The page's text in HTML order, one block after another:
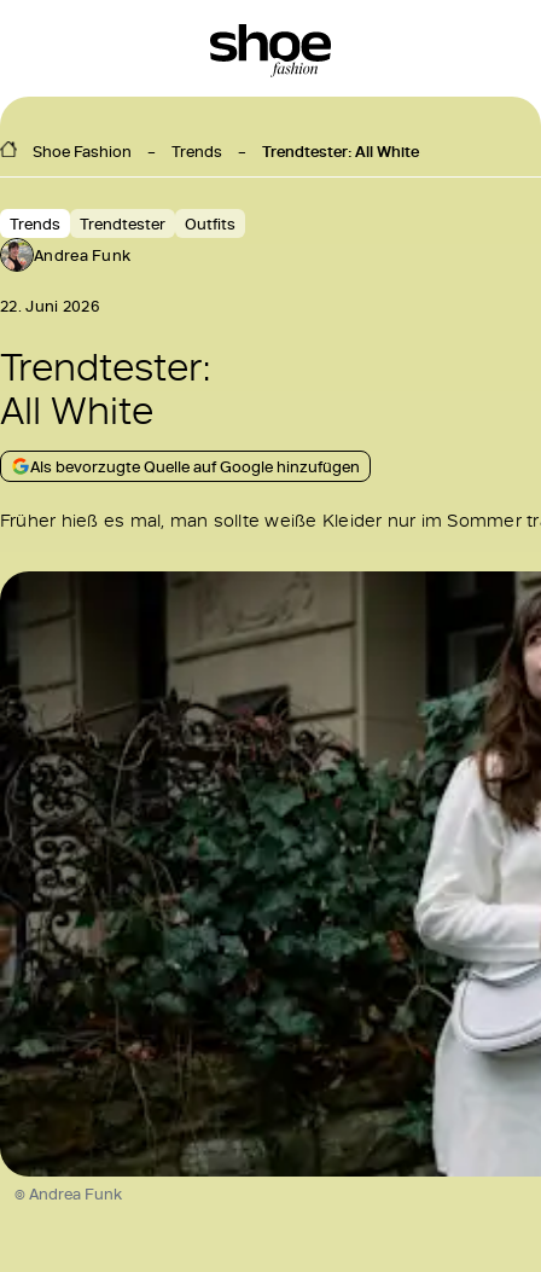
Shoe Fashion Trends Trendtester: All White
Trends Trendtester
Outfits
Andrea Funk
22. Juni 2026
Trendtester:
All White
Als bevorzugte Quelle auf Google hinzufügen
Früher hieß es mal, man sollte weiße Kleider nur im Sommer
© Andrea Funk